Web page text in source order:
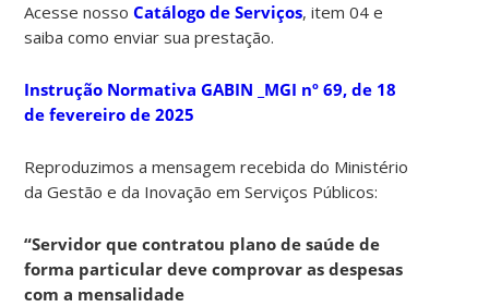
Acesse nossoCatálogo de Serviços, item 04 e
saiba como enviar sua prestação.
Instrução Normativa GABIN _MGI nº 69, de 18
de fevereiro de 2025
Reproduzimos a mensagem recebida do Ministério
da Gestão e da Inovação em Serviços Públicos:
“Servidor que contratou plano de saúde de
forma particular deve comprovar as despesas
com a mensalidade